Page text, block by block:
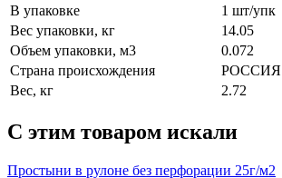
В упаковке
1 шт/упк
Вес упаковки, кг
14.05
Объем упаковки, м3
0.072
Страна происхождения
РОССИЯ
Вес, кг
2.72
C этим товаром искали
Простыни в рулоне без перфорации 25г/м2